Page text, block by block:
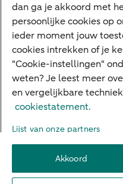
Valutacentrum
Alles over PSD2
Business Community
Over ABN AMRO
Toegankelijkheid
Privacy
dan ga je akkoord met
persoonlijke cookies op
ieder moment jouw
cookies intrekken of je
"Cookie-instellingen"
weten? Je leest meer
en vergelijkbare
cookiestatement.
Lijst van onze partners
Akkoord